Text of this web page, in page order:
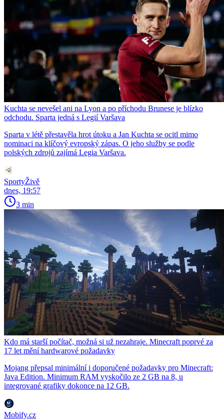
Kuchta se nevešel ani na Lyon a po příchodu Brunese je blízko
odchodu. Sparta jedná s Legií Varšava
Sparta v létě přestavěla hrot útoku a Jan Kuchta se ocitl mimo
nominaci na klíčový evropský zápas. O jeho služby se podle
polských zdrojů zajímá Legia Varšava.
SportyŽivě
dnes, 19:57
3 min
Kdo má starší počítač, možná si už nezahraje. Minecraft poprvé za
17 let mění hardwarové požadavky
Mojang přepsal minimální i doporučené požadavky pro Minecraft:
Java Edition. Minimum RAM vyskočilo ze 2 GB na 8, u
integrované grafiky dokonce na 12 GB.
Mobify.cz